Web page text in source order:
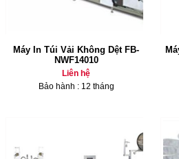
Máy In Túi Vải Không Dệt FB-
NWF14010
Liên hệ
Bảo hành : 12 tháng